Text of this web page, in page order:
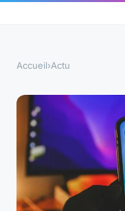
Accueil›Actu